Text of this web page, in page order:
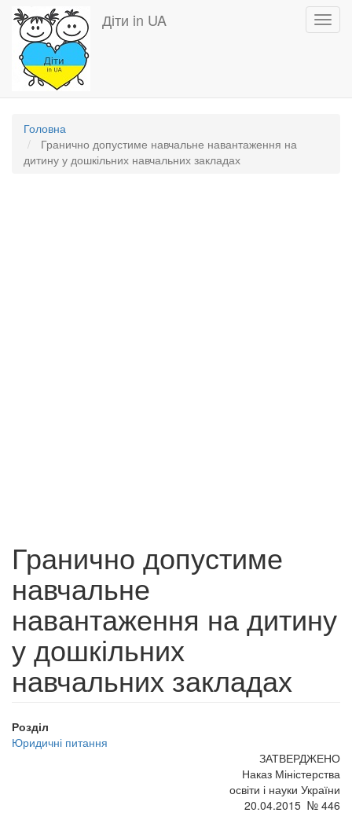
Перейти
основного
вмісту
Діти in UA
Головна
Гранично допустиме навчальне навантаження на
дитину у дошкільних навчальних закладах
Гранично допустиме
навчальне
навантаження на дитину
у дошкільних
навчальних закладах
Розділ
Юридичні питання
ЗАТВЕРДЖЕНО
Наказ Міністерства
освіти і науки України
20.04.2015 № 446